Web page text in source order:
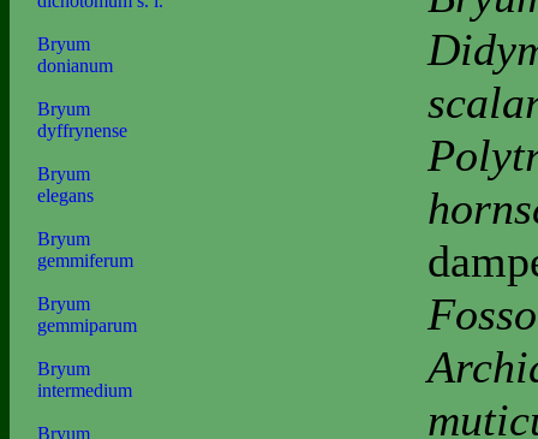
Bryum
donianum
Bryum
dyffrynense
Bryum
elegans
Bryum
gemmiferum
Bryum
gemmiparum
Bryum
intermedium
Bryum